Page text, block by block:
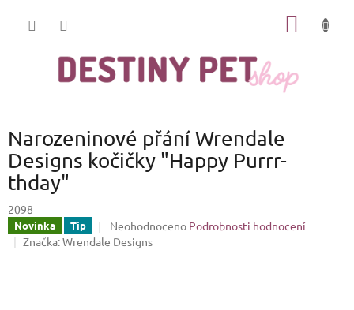
Narozeninové přání Wrendale
Designs kočičky "Happy Purrr-
thday"
2098
Novinka Tip
Průměrné
hodnocení
Neohodnoceno Podrobnosti hodnocení
Značka:Wrendale Designs